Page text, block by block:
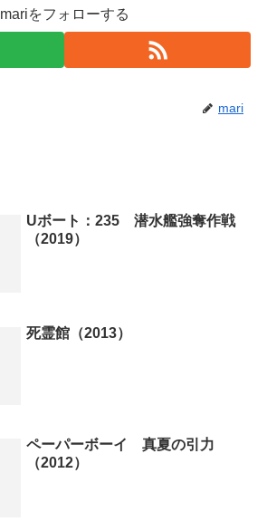
mariをフォローする
mari
Uボート：235 潜水艦強奪作戦
（2019）
死霊館（2013）
ペーパーボーイ 真夏の引力
（2012）